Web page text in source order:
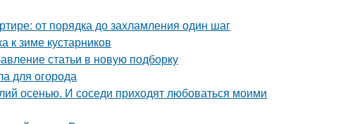
от порядка до захламления один шаг
к зиме кустарников
статьи в новую подборку
для огорода
осенью. И соседи приходят любоваться моими